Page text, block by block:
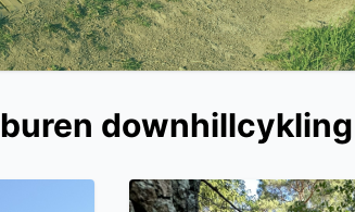
downhillcykling